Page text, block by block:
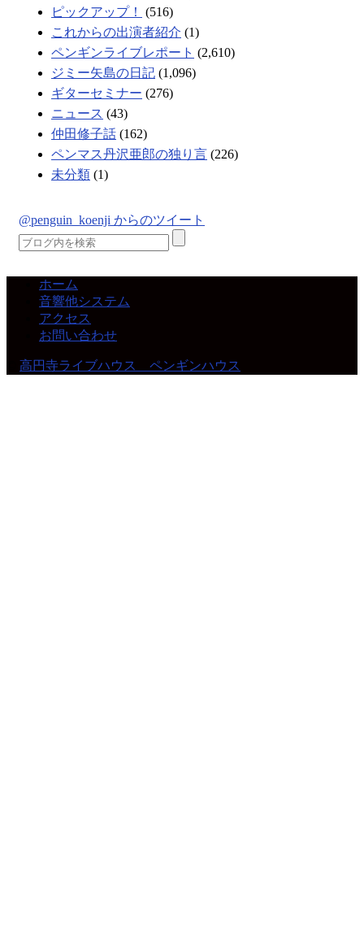
ピックアップ！
(516)
これからの出演者紹介 (1)
ペンギンライブレポート (2,610)
ジミー矢島の日記 (1,096)
ギターセミナー (276)
ニュース (43)
仲田修子話 (162)
ペンマス丹沢亜郎の独り言 (226)
未分類 (1)
@penguin_koenji からのツイート
ホーム
音響他システム
アクセス
お問い合わせ
高円寺ライブハウス ペンギンハウス